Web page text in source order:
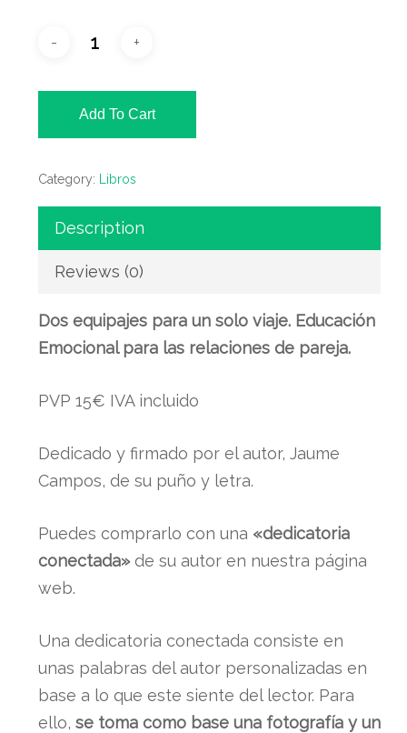
Add To Cart
Category: Libros
Description
Reviews (0)
Dos equipajes para un solo viaje. Educación
Emocional para las relaciones de pareja.
PVP 15€ IVA incluido
Dedicado y firmado por el autor, Jaume
Campos, de su puño y letra.
Puedes comprarlo con una «dedicatoria
conectada»de su autor en nuestra página
web.
Una dedicatoria conectada consiste en
unas palabras del autor personalizadas en
base a lo que este siente del lector. Para
ello, se toma como base una fotografía y un